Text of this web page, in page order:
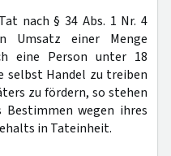
nach § 34 Abs. 1 Nr. 4
Umsatz einer Menge
eine Person unter 18
selbst Handel zu treiben
zu fördern, so stehen
Bestimmen wegen ihres
in Tateinheit.